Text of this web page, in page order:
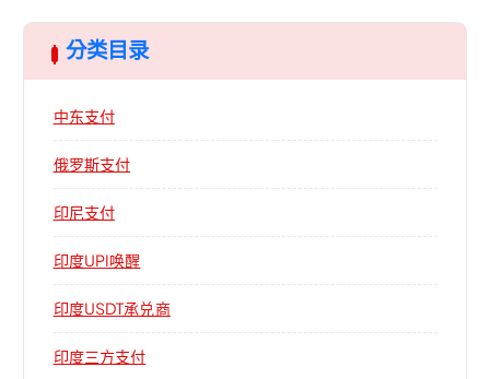
分类目录
中东支付
俄罗斯支付
印尼支付
印度UPI唤醒
印度USDT承兑商
印度三方支付